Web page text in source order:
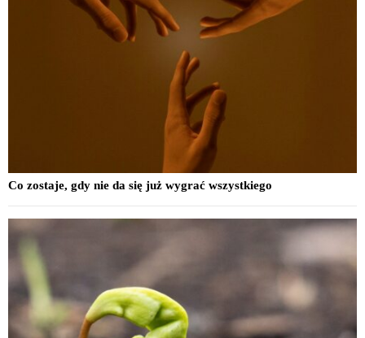
Co zostaje, gdy nie da się już wygrać wszystkiego